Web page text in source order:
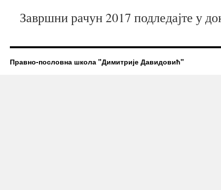
Завршни рачун 2017 подледајте у
Правно-пословна школа "Димитрије Давидовић"